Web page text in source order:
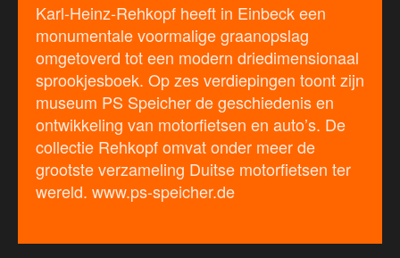
Karl-Heinz-Rehkopf heeft in Einbeck een
monumentale voormalige graanopslag
omgetoverd tot een modern driedimensionaal
sprookjesboek. Op zes verdiepingen toont zijn
museum PS Speicher de geschiedenis en
ontwikkeling van motorfietsen en auto’s. De
collectie Rehkopf omvat onder meer de
grootste verzameling Duitse motorfietsen ter
wereld. www.ps-speicher.de